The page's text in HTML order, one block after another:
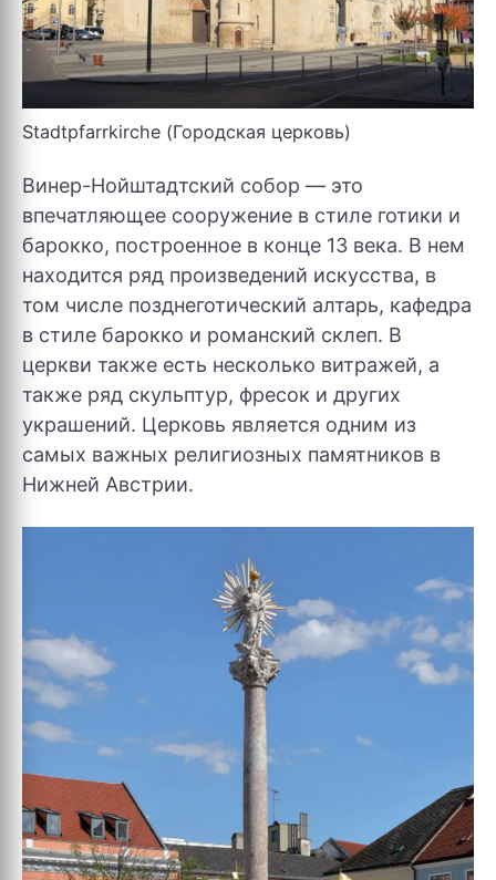
Stadtpfarrkirche (Городская церковь)
Винер-Нойштадтский собор — это
впечатляющее сооружение в стиле готики и
барокко, построенное в конце 13 века. В нем
находится ряд произведений искусства, в
том числе позднеготический алтарь, кафедра
в стиле барокко и романский склеп. В
церкви также есть несколько витражей, а
также ряд скульптур, фресок и других
украшений. Церковь является одним из
самых важных религиозных памятников в
Нижней Австрии.